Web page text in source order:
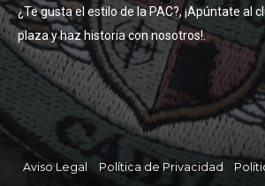
¿Te gusta el estilo de la PAC?, ¡Apúntate al
plaza y haz historia con nosotros!.
Aviso Legal Política de Privacidad